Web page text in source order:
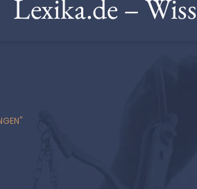
Lexika.de –